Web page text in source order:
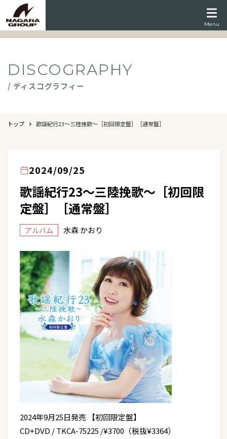
Menu
DISCOGRAPHY
/ ディスコグラフィー
トップ 歌謡紀行23～三陸挽歌～［初回限定盤］［通常盤］
2024/09/25
歌謡紀行23～三陸挽歌～［初回限
定盤］［通常盤］
アルバム 水森 かおり
2024年9月25日発売 【初回限定盤】
CD+DVD / TKCA-75225 /¥3700（税抜¥3364）